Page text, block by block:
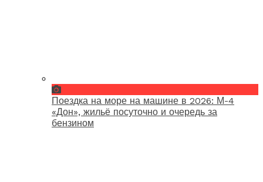
Поездка на море на машине в 2026: М-4
«Дон», жильё посуточно и очередь за
бензином